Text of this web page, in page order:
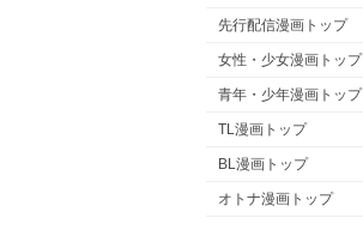
先行配信漫画トップ
女性・少女漫画トップ
青年・少年漫画トップ
TL漫画トップ
BL漫画トップ
オトナ漫画トップ